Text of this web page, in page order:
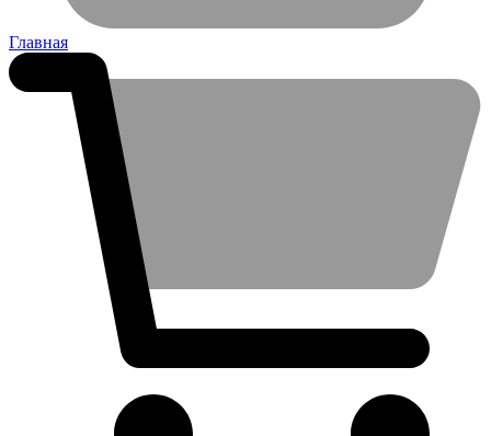
Главная